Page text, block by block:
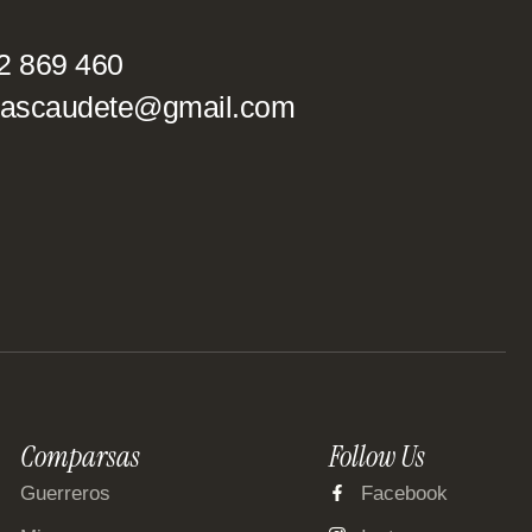
869 460
Comparsas
Guerreros
Follow Us
Facebook